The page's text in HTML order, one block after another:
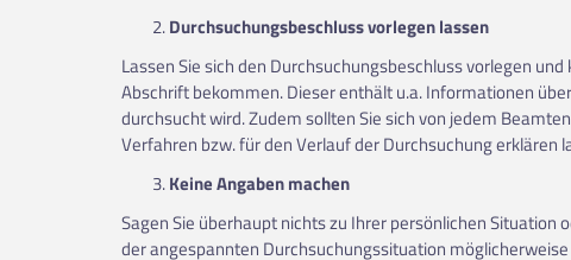
Durchsuchungsbeschluss vorlegen lassen
Lassen Sie sich den Durchsuchungsbeschluss vorlegen
Abschrift bekommen. Dieser enthält u.a. Informationen
durchsucht wird. Zudem sollten Sie sich von jedem
Verfahren bzw. für den Verlauf der Durchsuchung erklären
Keine Angaben machen
Sagen Sie überhaupt nichts zu Ihrer persönlichen Situation
der angespannten Durchsuchungssituation